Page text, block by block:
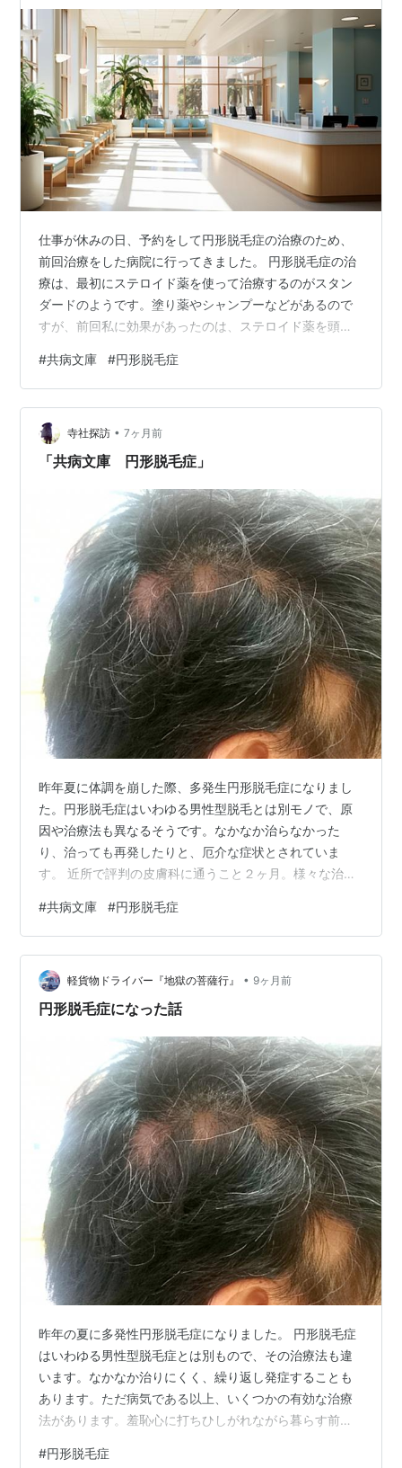
ヶ…
仕事が休みの日、予約をして円形脱毛症の治療のため、
前回治療をした病院に行ってきました。 円形脱毛症の治
療は、最初にステロイド薬を使って治療するのがスタン
ダードのようです。塗り薬やシャンプーなどがあるので
すが、前回私に効果があったのは、ステロイド薬を頭皮
が、今回も効果があると期待して我慢します。 この注射
は６週間のインターバルが必要で、効果を検証するのに
３回は打つとのことでした。つまり、功を奏すかどうか
分からない治療を、これから３カ月かけてやる訳です。
その間脱毛は快方に向かうかもしれないし、一気に悪化
#共病文庫 #円形脱毛症
寺社探訪 • 7ヶ月前
「共病文庫 円形脱毛症」
昨年夏に体調を崩した際、多発生円形脱毛症になりまし
た。円形脱毛症はいわゆる男性型脱毛とは別モノで、原
因や治療法も異なるそうです。なかなか治らなかった
り、治っても再発したりと、厄介な症状とされていま
す。 近所で評判の皮膚科に通うこと２ヶ月。様々な治療
している皮膚科を紹介されました。その皮膚科での治療
が功を奏し、今年の２月頃に完治に至りました。ただ、
完治と言っても、全体的な毛量が減ってしまい、髪質も
細く弱々しくなってしまいました。まぁ、もう良い年齢
だし、そもそも外見に無頓着なので、気にすること無く
#共病文庫 #円形脱毛症
軽貨物ドライバー『地獄の菩薩行』 • 9ヶ月前
円形脱毛症になった話
昨年の夏に多発性円形脱毛症になりました。 円形脱毛症
はいわゆる男性型脱毛症とは別もので、その治療法も違
います。なかなか治りにくく、繰り返し発症することも
あります。ただ病気である以上、いくつかの有効な治療
法があります。羞恥心に打ちひしがれながら暮らす前
す。 最近よく髪の毛が抜けるとは思っていましたが、円
#円形脱毛症